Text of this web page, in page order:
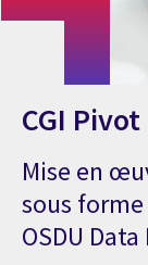
CGI Pivot
Mise en
sous
OSDU